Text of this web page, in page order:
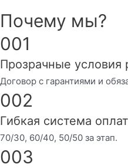
Почему мы?
001
Прозрачные условия
Договор с гарантиями и
002
Гибкая система
70/30, 60/40, 50/50 за этап.
003